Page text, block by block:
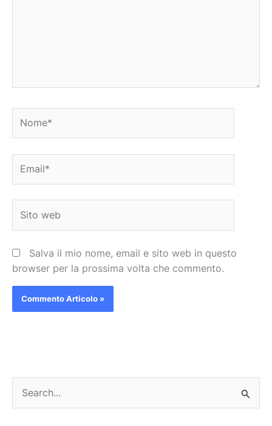
web
Salva il mio nome, email e sito web in questo
browser per la prossima volta che commento.